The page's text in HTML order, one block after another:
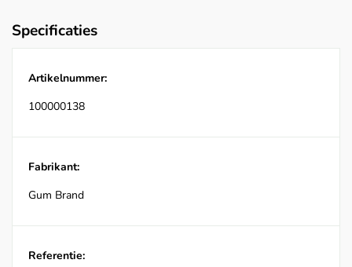
Specificaties
Artikelnummer:
100000138
Fabrikant:
Gum Brand
Referentie: